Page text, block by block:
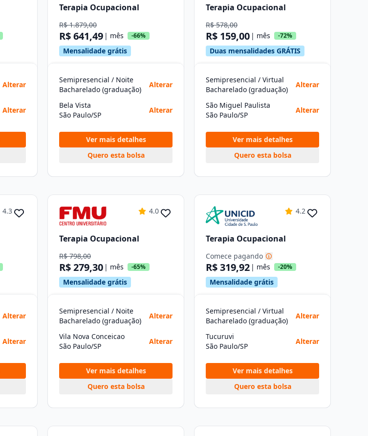
Alterar
Alterar
Terapia Ocupacional
R$ 1.879,00
R$ 641,49 | mês -66%
Mensalidade grátis
Semipresencial / Noite
Bacharelado (graduação)
Alterar
Bela Vista
São Paulo/SP
Alterar
Ver mais detalhes
Quero esta bolsa
Terapia Ocupacional
R$ 578,00
R$ 159,00 | mês -72%
Duas mensalidades GRÁTIS
Semipresencial / Virtual
Bacharelado (graduação)
Alterar
São Miguel Paulista
São Paulo/SP
Alterar
Ver mais detalhes
Quero esta bolsa
4.3
Alterar
Alterar
4.0
Terapia Ocupacional
R$ 798,00
R$ 279,30 | mês -65%
Mensalidade grátis
Semipresencial / Noite
Bacharelado (graduação)
Alterar
Vila Nova Conceicao
São Paulo/SP
Alterar
Ver mais detalhes
Quero esta bolsa
4.2
Terapia Ocupacional
Comece pagando
R$ 319,92 | mês -20%
Mensalidade grátis
Semipresencial / Virtual
Bacharelado (graduação)
Alterar
Tucuruvi
São Paulo/SP
Alterar
Ver mais detalhes
Quero esta bolsa